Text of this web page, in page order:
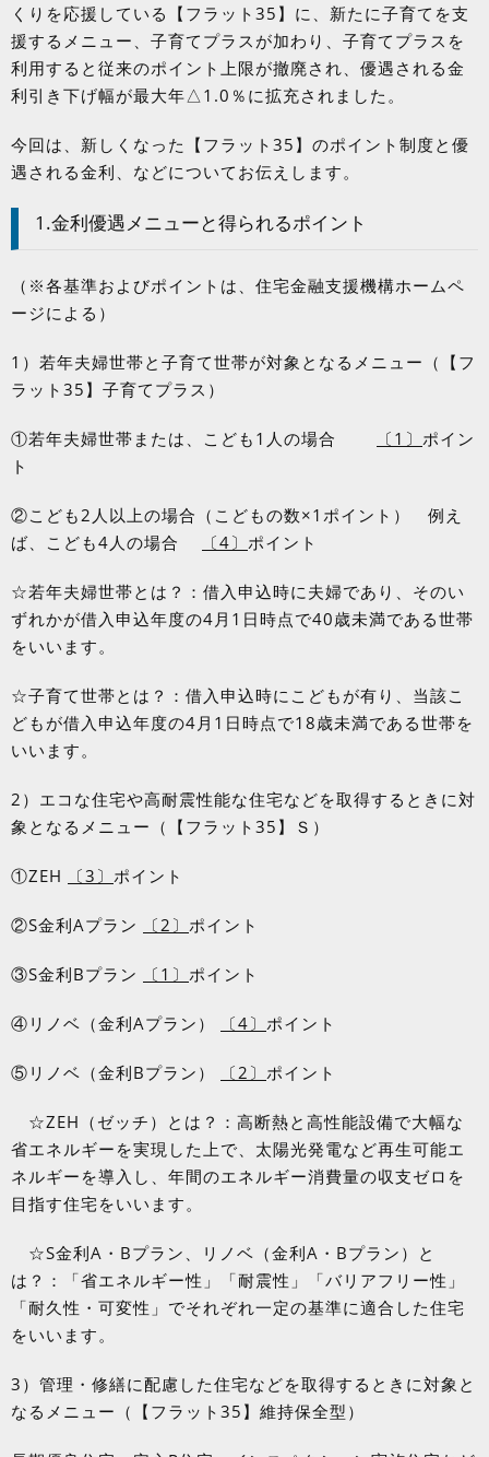
くりを応援している【フラット 35 】に、新たに子育てを支
援するメニュー、子育てプラスが加わり、子育てプラスを
利用すると従来のポイント上限が撤廃され、優遇される金
利引き下げ幅が最大年△ 1.0 ％に拡充されました。
今回は、新しくなった【フラット 35 】のポイント制度と優
遇される金利、などについてお伝えします。
1.金利優遇メニューと得られるポイント
（※各基準およびポイントは、住宅金融支援機構ホームペ
ージによる）
1）若年夫婦世帯と子育て世帯が対象となるメニュー（【フ
ラット 35 】子育てプラス）
①若年夫婦世帯または、こども 1 人の場合 〔 1 〕 ポイン
ト
②こども 2 人以上の場合（こどもの数×1 ポイント） 例え
ば、こども4 人の場合 〔4〕 ポイント
☆若年夫婦世帯とは？：借入申込時に夫婦であり、そのい
ずれかが借入申込年度の4 月 1 日時点で40歳未満である世帯
をいいます。
☆子育て世帯とは？：借入申込時にこどもが有り、当該こ
どもが借入申込年度の4 月 1 日時点で18歳未満である世帯を
いいます。
2）エコな住宅や高耐震性能な住宅などを取得するときに対
象となるメニュー（【フラット 35 】Ｓ）
①ZEH 〔3 〕 ポイント
②S金利Aプラン 〔 2 〕 ポイント
③S金利Bプラン 〔 1 〕 ポイント
④リノベ（金利Aプラン） 〔4〕 ポイント
⑤リノベ（金利Bプラン） 〔 2 〕 ポイント
☆ZEH （ゼッチ）とは？：高断熱と高性能設備で大幅な
省エネルギーを実現した上で、太陽光発電など再生可能エ
ネルギーを導入し、年間のエネルギー消費量の収支ゼロを
目指す住宅をいいます。
☆S金利A ・ Bプラン、リノベ（金利A ・ Bプラン）と
は？：「省エネルギー性」「耐震性」「バリアフリー性」
「耐久性・可変性」でそれぞれ一定の基準に適合した住宅
をいいます。
3）管理・修繕に配慮した住宅などを取得するときに対象と
なるメニュー（【フラット 35 】維持保全型）